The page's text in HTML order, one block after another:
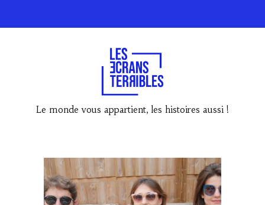
Le monde vous appartient, les histoires aussi !